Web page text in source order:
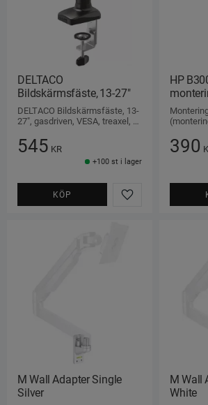
DELTACO
Bildskärmsfäste, 13-27"
DELTACO Bildskärmsfäste, 13-
27", gasdriven, VESA, treaxel,
545 KR
Lägg till i favoriter
+100 st i lager
KÖP
HP
mm
390
M Wall Adapter Single
Silver
M Wall
White